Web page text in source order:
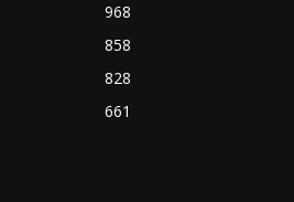
968
858
828
661